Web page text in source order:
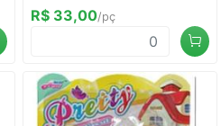
R$ 33,00/pç